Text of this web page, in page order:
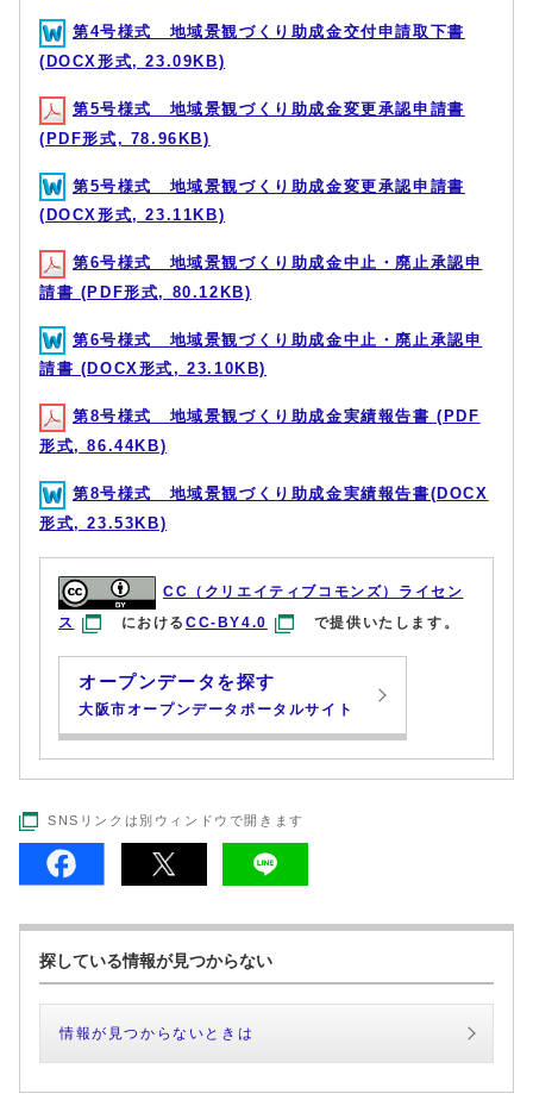
第4号様式 地域景観づくり助成金交付申請取下書
(DOCX形式, 23.09KB)
第5号様式 地域景観づくり助成金変更承認申請書
(PDF形式, 78.96KB)
第5号様式 地域景観づくり助成金変更承認申請書
(DOCX形式, 23.11KB)
第6号様式 地域景観づくり助成金中止・廃止承認申
請書 (PDF形式, 80.12KB)
第6号様式 地域景観づくり助成金中止・廃止承認申
請書 (DOCX形式, 23.10KB)
第8号様式 地域景観づくり助成金実績報告書 (PDF
形式, 86.44KB)
第8号様式 地域景観づくり助成金実績報告書(DOCX
形式, 23.53KB)
CC（クリエイティブコモンズ）ライセン
ス
におけるCC-BY4.0 で提供いたします。
オープンデータを探す
大阪市オープンデータポータルサイト
SNSリンクは別ウィンドウで開きます
探している情報が見つからない
情報が見つからないときは